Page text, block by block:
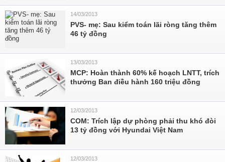
14/03/2013
PVS- mẹ: Sau kiểm toán lãi ròng tăng thêm
46 tỷ đồng
13/03/2013
MCP: Hoàn thành 60% kế hoạch LNTT, trích
thưởng Ban điều hành 160 triệu đồng
12/03/2013
COM: Trích lập dự phòng phải thu khó đòi
13 tỷ đồng với Hyundai Việt Nam
12/03/2013